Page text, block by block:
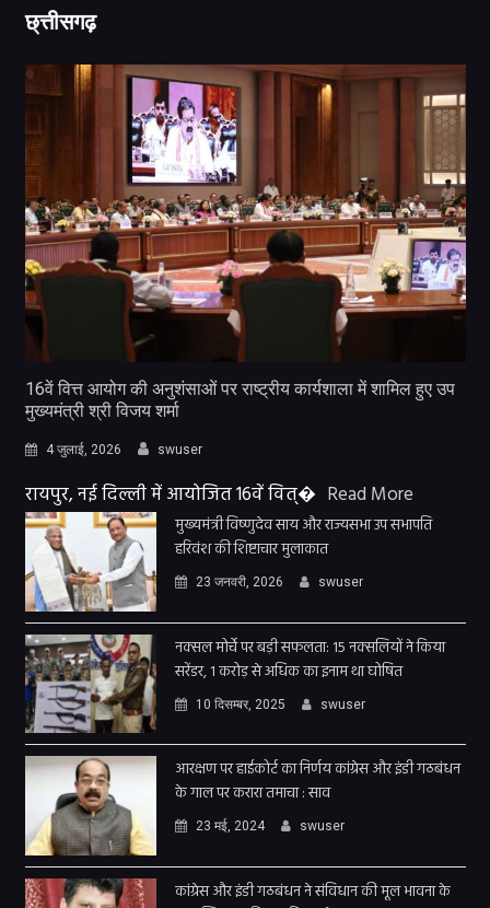
छ्त्तीसगढ़
16वें वित्त आयोग की अनुशंसाओं पर राष्ट्रीय कार्यशाला में शामिल हुए उप
मुख्यमंत्री श्री विजय शर्मा
4 जुलाई, 2026 swuser
रायपुर, नई दिल्ली में आयोजित 16वें वित्� Read More
मुख्यमंत्री विष्णुदेव साय और राज्यसभा उप सभापति
हरिवंश की शिष्टाचार मुलाकात
23 जनवरी, 2026 swuser
नक्सल मोर्चे पर बड़ी सफलता: 15 नक्सलियों ने किया
सरेंडर, 1 करोड़ से अधिक का इनाम था घोषित
10 दिसम्बर, 2025 swuser
आरक्षण पर हाईकोर्ट का निर्णय कांग्रेस और इंडी गठबंधन
के गाल पर करारा तमाचा : साव
23 मई, 2024 swuser
कांग्रेस और इंडी गठबंधन ने संविधान की मूल भावना के